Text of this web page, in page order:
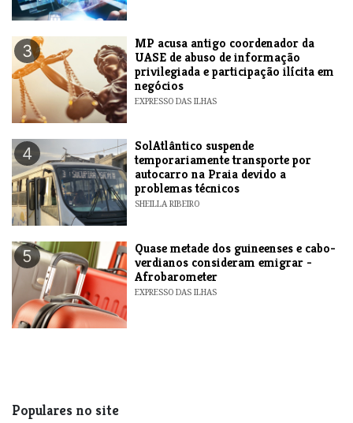
3
MP acusa antigo coordenador da
UASE de abuso de informação
privilegiada e participação ilícita em
negócios
EXPRESSO DAS ILHAS
4
SolAtlântico suspende
temporariamente transporte por
autocarro na Praia devido a
problemas técnicos
SHEILLA RIBEIRO
5
Quase metade dos guineenses e cabo-
verdianos consideram emigrar -
Afrobarometer
EXPRESSO DAS ILHAS
Populares no site